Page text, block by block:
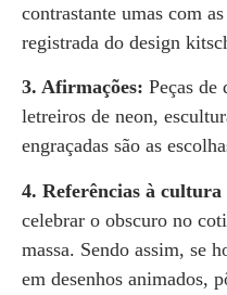
contrastante umas com
registrada do design
3. Afirmações: Peças de
letreiros de neon,
engraçadas são as
4. Referências à cultura
celebrar o obscuro no
massa. Sendo assim, se
em desenhos animados,